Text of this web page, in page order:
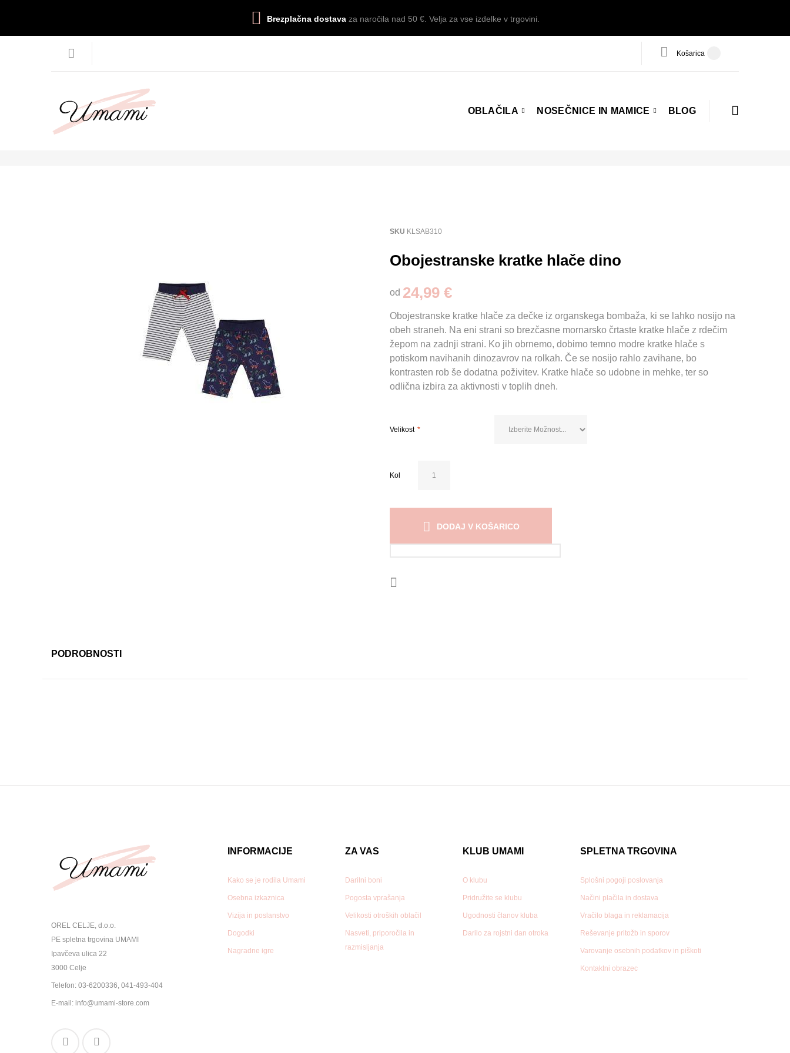
Brezplačna dostavaza naročila nad 50 €. Velja za vse izdelke v trgovini.
Košarica
OBLAČILA NOSEČNICE IN MAMICE BLOG
SKU KLSAB310
Obojestranske kratke hlače dino
od 24,99 €
Obojestranske kratke hlače za dečke iz organskega bombaža, ki se lahko nosijo na
obeh straneh. Na eni strani so brezčasne mornarsko črtaste kratke hlače z rdečim
žepom na zadnji strani. Ko jih obrnemo, dobimo temno modre kratke hlače s
potiskom navihanih dinozavrov na rolkah. Če se nosijo rahlo zavihane, bo
kontrasten rob še dodatna poživitev. Kratke hlače so udobne in mehke, ter so
odlična izbira za aktivnosti v toplih dneh.
Velikost
Kol
DODAJ V KOŠARICO
PODROBNOSTI
OREL CELJE, d.o.o.
PE spletna trgovina UMAMI
Ipavčeva ulica 22
3000 Celje
Telefon: 03-6200336 041-493-404
E-mail: info@umami-store.com
INFORMACIJE
Kako se je rodila Umami
Osebna izkaznica
Vizija in poslanstvo
Dogodki
Nagradne igre
ZA VAS
Darilni boni
Pogosta vprašanja
Velikosti otroških oblačil
Nasveti, priporočila in
razmisljanja
KLUB UMAMI
O klubu
Pridružite se klubu
Ugodnosti članov kluba
Darilo za rojstni dan otroka
SPLETNA TRGOVINA
Splošni pogoji poslovanja
Načini plačila in dostava
Vračilo blaga in reklamacija
Reševanje pritožb in sporov
Varovanje osebnih podatkov in piškoti
Kontaktni obrazec